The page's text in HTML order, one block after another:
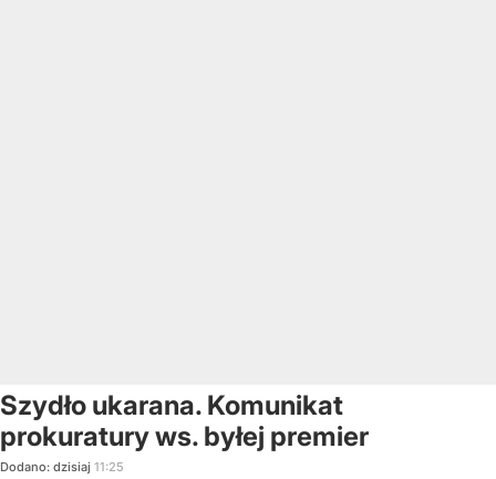
Szydło ukarana. Komunikat
prokuratury ws. byłej premier
Dodano: dzisiaj 11:25